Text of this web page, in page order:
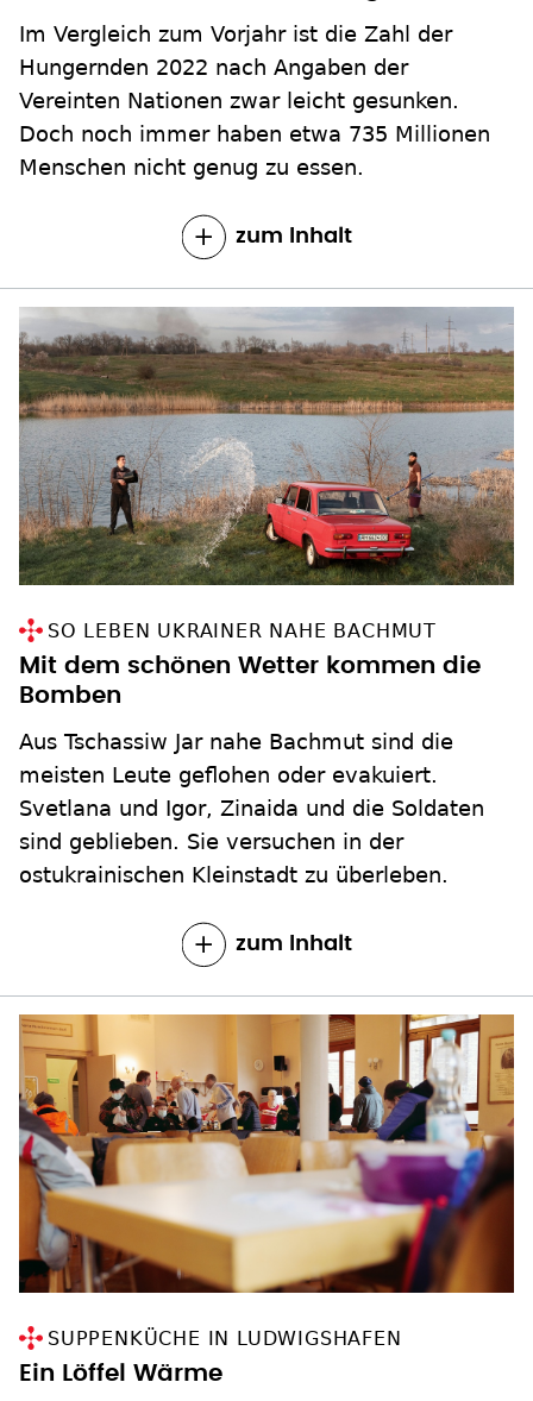
Im Vergleich zum Vorjahr ist die Zahl der
Hungernden 2022 nach Angaben der
Vereinten Nationen zwar leicht gesunken.
Doch noch immer haben etwa 735 Millionen
Menschen nicht genug zu essen.
zum Inhalt
SO LEBEN UKRAINER NAHE BACHMUT
Mit dem schönen Wetter kommen die
Bomben
Aus Tschassiw Jar nahe Bachmut sind die
meisten Leute geflohen oder evakuiert.
Svetlana und Igor, Zinaida und die Soldaten
sind geblieben. Sie versuchen in der
ostukrainischen Kleinstadt zu überleben.
zum Inhalt
SUPPENKÜCHE IN LUDWIGSHAFEN
Ein Löffel Wärme